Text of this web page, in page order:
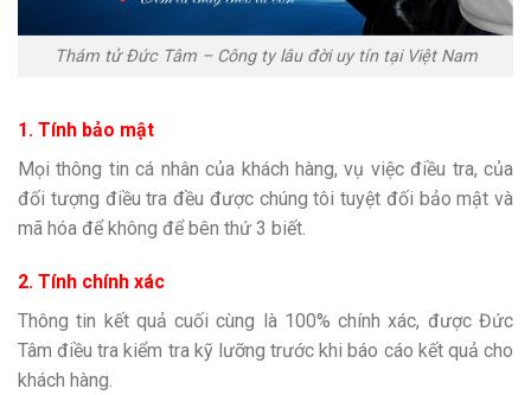
Thám tử Đức Tâm – Công ty lâu đời uy tín tại Việt Nam
1. Tính bảo mật
Mọi thông tin cá nhân của khách hàng, vụ việc điều tra, của
đối tượng điều tra đều được chúng tôi tuyệt đối bảo mật và
mã hóa để không để bên thứ 3 biết.
2. Tính chính xác
Thông tin kết quả cuối cùng là 100% chính xác, được Đức
Tâm điều tra kiểm tra kỹ lưỡng trước khi báo cáo kết quả cho
khách hàng.